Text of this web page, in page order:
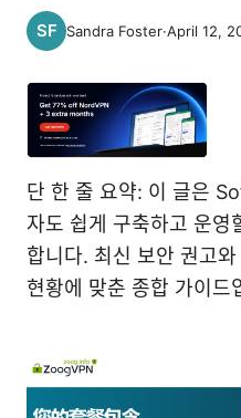
Sandra Foster·April 12,
단 한 줄 요약: 이 글은
자도 쉽게 구축하고 운영
합니다. 최신 보안 권고
현황에 맞춘 종합 가이드